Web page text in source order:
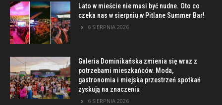
Lato w mieście nie musi być nudne. Oto co
czeka nas w sierpniu w Pitlane Summer Bar!
6 SIERPNIA 2026
Galeria Dominikańska zmienia się wraz z
potrzebami mieszkańców. Moda,
gastronomia i miejska przestrzeń spotkań
zyskują na znaczeniu
6 SIERPNIA 2026